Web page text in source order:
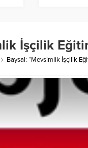
İşçilik
Baysal: “Mevsimlik İşçilik